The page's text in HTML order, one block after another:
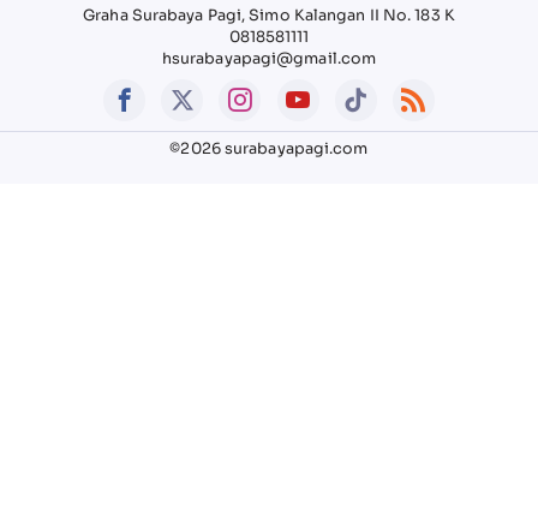
Graha Surabaya Pagi, Simo Kalangan II No. 183 K
0818581111
hsurabayapagi@gmail.com
©2026 surabayapagi.com